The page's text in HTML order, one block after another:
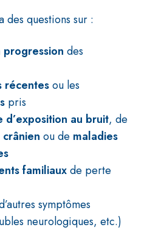
des questions sur :
des
récentesou les
pris
d’exposition au bruit, de
ou de maladies
familiauxde perte
symptômes
neurologiques, etc.)